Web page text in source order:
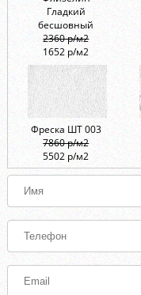
Гладкий
бесшовный
2360 р/м2
1652 р/м2
Фреска ШТ 003
7860 р/м2
5502 р/м2